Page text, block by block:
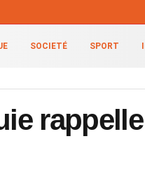
SOCIETÉ SPORT